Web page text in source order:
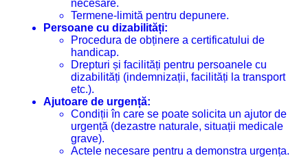
necesare.
Termene-limită pentru depunere.
Persoane cu dizabilități:
Procedura de obținere a certificatului de
handicap.
Drepturi și facilități pentru persoanele cu
dizabilități (indemnizații, facilități la transport
etc.).
Ajutoare de urgență:
Condiții în care se poate solicita un ajutor de
urgență (dezastre naturale, situații medicale
grave).
Actele necesare pentru a demonstra urgența.